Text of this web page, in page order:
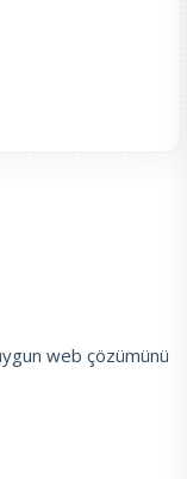
web çözümünü